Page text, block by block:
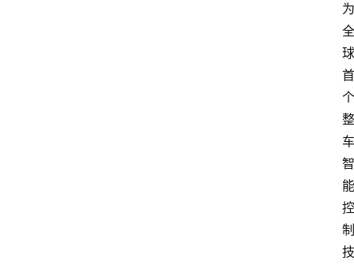
为
全
球
首
个
整
车
智
能
控
制
技